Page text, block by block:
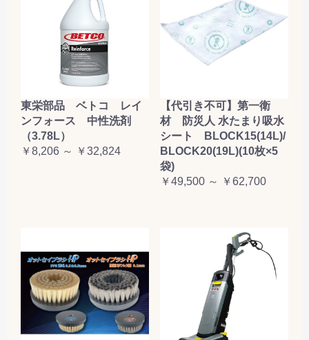
東栄部品 ベトコ レイ
ンフォース 中性洗剤
（3.78L）
￥8,206 ～ ￥32,824
【代引き不可】第一衛
材 防災人 水たまり吸水
シート BLOCK15(14L)/
BLOCK20(19L)(10枚×5
袋)
￥49,500 ～ ￥62,700